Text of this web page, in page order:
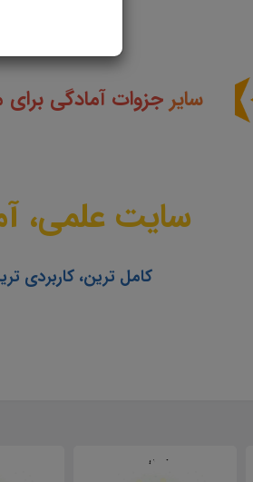
سایرجزوات آمادگی
سایت علمی،
کامل ترین، کاربردی